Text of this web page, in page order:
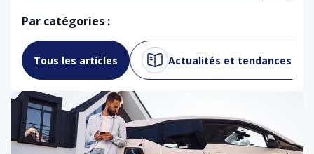
Par catégories :
Tous les articles Actualités et tendances du